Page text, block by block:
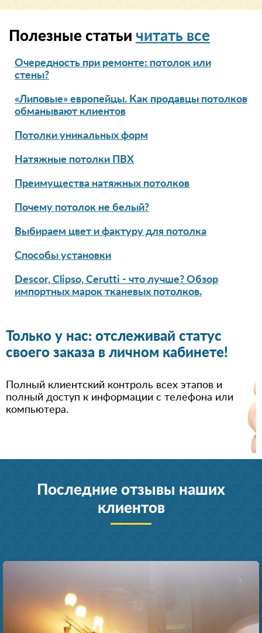
Полезные статьи читать все
Очередность при ремонте: потолок или
стены?
«Липовые» европейцы. Как продавцы потолков
обманывают клиентов
Потолки уникальных форм
Натяжные потолки ПВХ
Преимущества натяжных потолков
Почему потолок не белый?
Выбираем цвет и фактуру для потолка
Способы установки
Descor, Clipso, Cerutti - что лучше? Обзор
импортных марок тканевых потолков.
Только у нас: отслеживай статус
своего заказа в личном кабинете!
Полный клиентский контроль всех этапов и
полный доступ к информации с телефона или
компьютера.
Последние отзывы наших
клиентов